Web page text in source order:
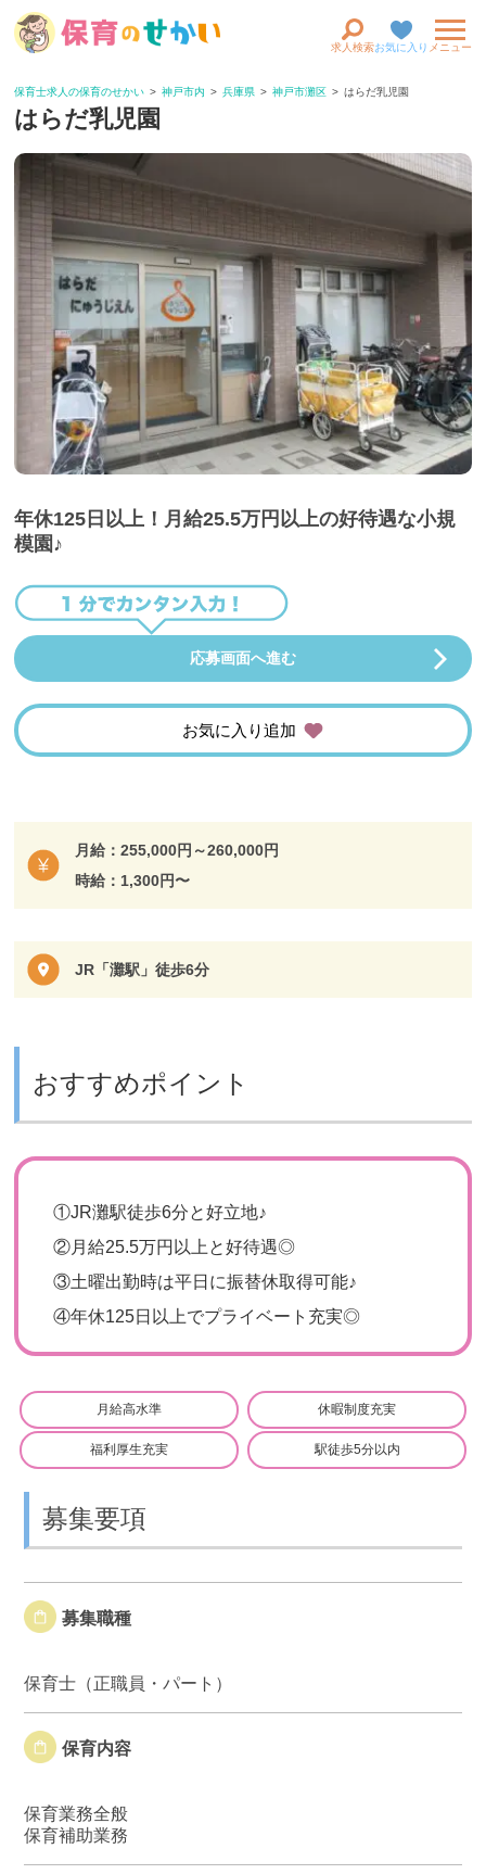
求人検索お気に入り メニュー
保育士求人の保育のせかい 神戸市内 兵庫県 神戸市灘区 はらだ乳児園
はらだ乳児園
年休125日以上！月給25.5万円以上の好待遇な小規
模園♪
応募画面へ進む
お気に入り追加
月給：255,000円～260,000円
時給：1,300円〜
JR「灘駅」徒歩6分
おすすめポイント
①JR灘駅徒歩6分と好立地♪
②月給25.5万円以上と好待遇◎
③土曜出勤時は平日に振替休取得可能♪
④年休125日以上でプライベート充実◎
月給高水準 休暇制度充実
福利厚生充実 駅徒歩5分以内
募集要項
募集職種
保育士（正職員・パート）
保育内容
保育業務全般
保育補助業務